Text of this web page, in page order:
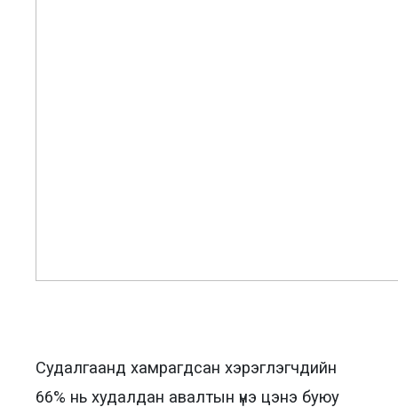
Судалгаанд хамрагдсан хэрэглэгчдийн
66% нь худалдан авалтын үнэ цэнэ буюу